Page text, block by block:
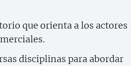
que orienta a los actores
disciplinas para abordar